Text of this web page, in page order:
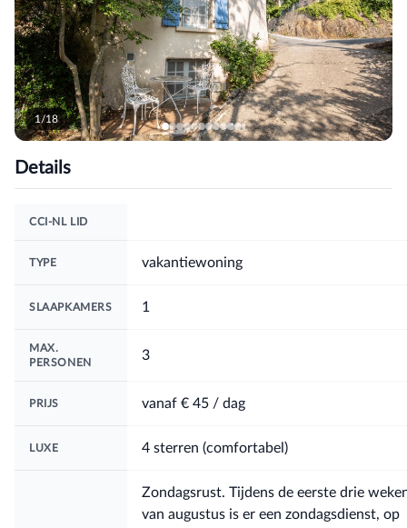
1/18
Details
CCI-NL LID
TYPE vakantiewoning
SLAAPKAMERS 1
MAX.
PERSONEN
3
PRIJS vanaf € 45 / dag
LUXE 4 sterren (comfortabel)
Zondagsrust. Tijdens de eerste drie
van augustus is er een zondagsdienst, op